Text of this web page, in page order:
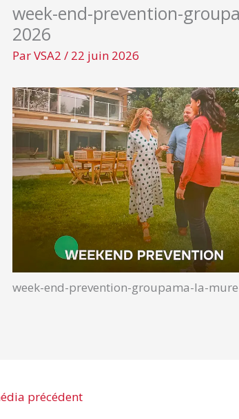
week-end-prevention-
2026
ParVSA2/ 22 juin 2026
week-end-prevention-groupama-la-
précédent